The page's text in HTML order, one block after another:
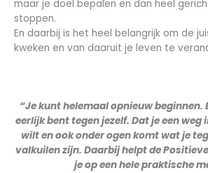
maar je doel bepalen en dan heel
stoppen.
En daarbij is het heel belangrijk om de
kweken en van daaruit je leven te
“Je kunt helemaal opnieuw beginnen.
eerlijk bent tegen jezelf. Dat je een weg
wilt en ook onder ogen komt wat je
valkuilen zijn. Daarbij helpt de
je op een hele praktische